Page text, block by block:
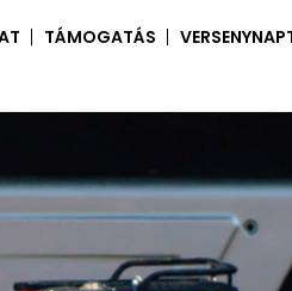
TÁMOGATÁS